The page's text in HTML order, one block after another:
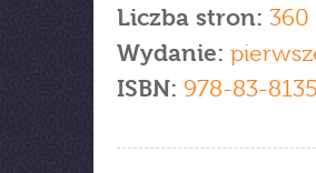
Liczba stron: 360
Wydanie:
ISBN: 978-83-